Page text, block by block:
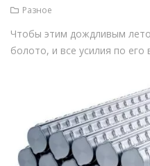
Разное
Чтобы этим дождливым
болото, и все усилия по